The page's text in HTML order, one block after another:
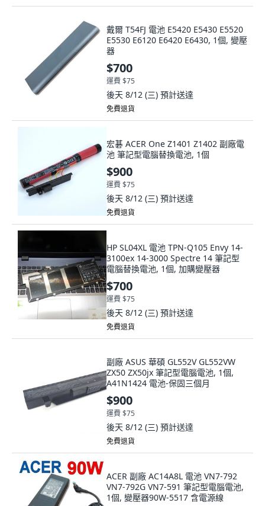
戴爾 T54FJ 電池 E5420 E5430 E5520
E5530 E6120 E6420 E6430, 1個, 變壓
器
$700
運費 $75
後天 8/12 (三) 預計送達
免費退貨
宏碁 ACER One Z1401 Z1402 副廠電
池 筆記型電腦替換電池, 1個
$900
運費 $75
後天 8/12 (三) 預計送達
免費退貨
HP SL04XL 電池 TPN-Q105 Envy 14-
3100ex 14-3000 Spectre 14 筆記型
電腦替換電池, 1個, 加購變壓器
$700
運費 $75
後天 8/12 (三) 預計送達
免費退貨
副廠 ASUS 華碩 GL552V GL552VW
ZX50 ZX50jx 筆記型電腦電池, 1個,
A41N1424 電池-保固三個月
$900
運費 $75
後天 8/12 (三) 預計送達
免費退貨
ACER 副廠 AC14A8L 電池 VN7-792
VN7-792G VN7-591 筆記型電腦電池,
1個, 變壓器90W-5517 含電源線